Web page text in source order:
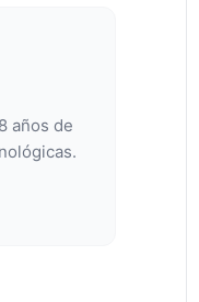
años de